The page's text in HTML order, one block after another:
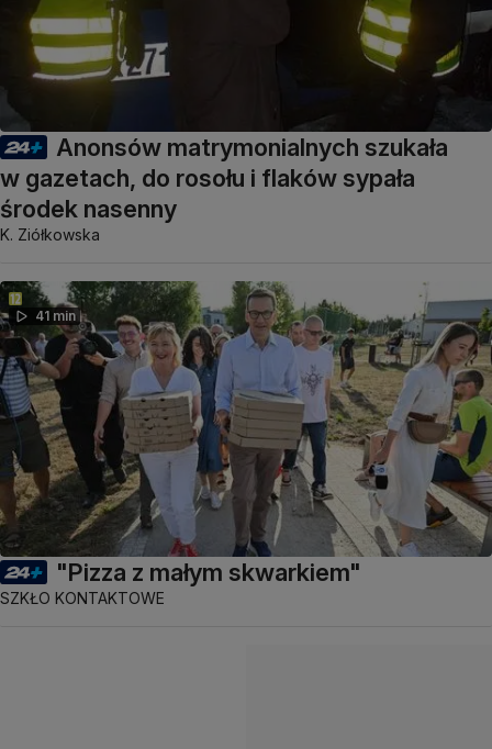
Anonsów matrymonialnych szukała
w gazetach, do rosołu i flaków sypała
środek nasenny
K. Ziółkowska
41 min
"Pizza z małym skwarkiem"
SZKŁO KONTAKTOWE